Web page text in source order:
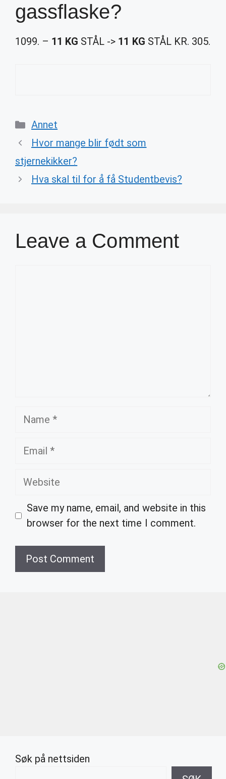
gassflaske?
1099. – 11 KG STÅL -> 11 KG STÅL KR. 305.
Categories
Annet
Hvor mange blir født som
stjernekikker?
Hva skal til for å få Studentbevis?
Leave a Comment
Name
Email
Website
Save my name, email, and website in this
browser for the next time I comment.
Søk på nettsiden